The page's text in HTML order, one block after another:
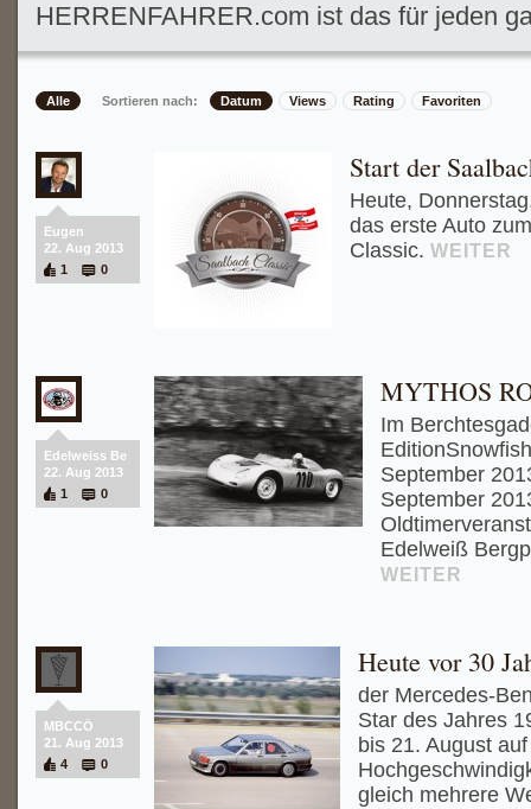
HERRENFAHRER.com ist das für jeden
Alle Sortieren nach: Datum Views Rating Favoriten
Eugen
22. Aug 2013
1
0
Start der
Heute,
das erste Auto
Classic. WEITER
Edelweiss Be
22. Aug 2013
1
0
MYTHOS
Im
September
September
Edelweiß
WEITER
MBCCÖ
21. Aug 2013
4
0
Heute vor 30
der Mercedes-
Star des Jahres
bis 21. August
gleich mehrere